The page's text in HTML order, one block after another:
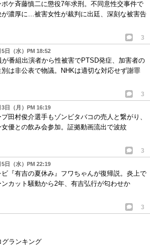
ポケ斉藤慎二に懲役7年求刑。不同意性交事件で
が濃厚に…被害女性が裁判に出廷、深刻な被害告
3
5日（水）PM 18:52
が番組出演者から性被害でPTSD発症、加害者の
は非公表で物議。NHKは適切な対応せず謝罪
3
3日（月）PM 16:19
田村俊介選手もゾンビタバコの売人と繋がり、
女優との飲み会参加。証拠動画流出で波紋
3
5日（水）PM 22:19
ビ『有吉の夏休み』フワちゃんが復帰説。炎上で
カット騒動から2年、有吉弘行が匂わせか
3
グランキング